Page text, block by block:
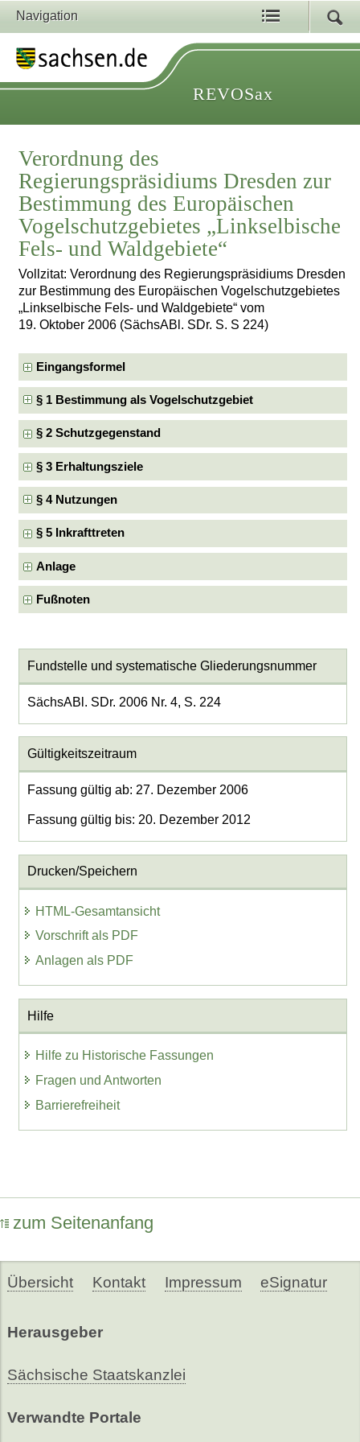
Navigation
REVOSax
Verordnung des
Regierungspräsidiums Dresden zur
Bestimmung des Europäischen
Vogelschutzgebietes „Linkselbische
Fels- und Waldgebiete“
Vollzitat: Verordnung des Regierungspräsidiums Dresden
zur Bestimmung des Europäischen Vogelschutzgebietes
„Linkselbische Fels- und Waldgebiete“ vom
19. Oktober 2006 (SächsABl. SDr. S. S 224)
Eingangsformel
§ 1 Bestimmung als Vogelschutzgebiet
§ 2 Schutzgegenstand
§ 3 Erhaltungsziele
§ 4 Nutzungen
§ 5 Inkrafttreten
Anlage
Fußnoten
Fundstelle und systematische Gliederungsnummer
SächsABl. SDr. 2006 Nr. 4, S. 224
Gültigkeitszeitraum
Fassung gültig ab: 27. Dezember 2006
Fassung gültig bis: 20. Dezember 2012
Drucken/Speichern
HTML-Gesamtansicht
Vorschrift als PDF
Anlagen als PDF
Hilfe
Hilfe zu Historische Fassungen
Fragen und Antworten
Barrierefreiheit
zum Seitenanfang
Übersicht Kontakt Impressum eSignatur
Herausgeber
Sächsische Staatskanzlei
Verwandte Portale